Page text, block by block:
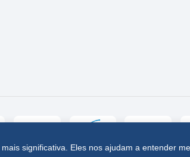
significativa. Eles nos ajudam a entender